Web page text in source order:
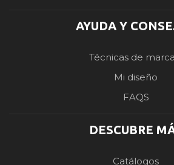
AYUDA Y
Técnicas de
Mi diseño
FAQS
DESCUBRE
Catálogos